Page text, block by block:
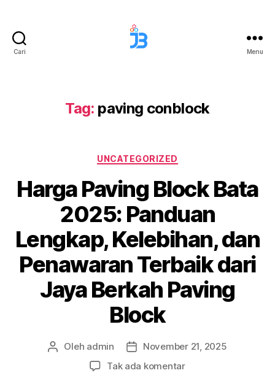
Cari Menu
Tag: paving conblock
Kategori
UNCATEGORIZED
Harga Paving Block Bata
2025: Panduan
Lengkap, Kelebihan, dan
Penawaran Terbaik dari
Jaya Berkah Paving
Block
Penulis
Oleh admin
Tanggal
artikel
November 21, 2025
Tak ada komentarpada